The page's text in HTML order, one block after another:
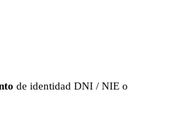
de identidad DNI / NIE o